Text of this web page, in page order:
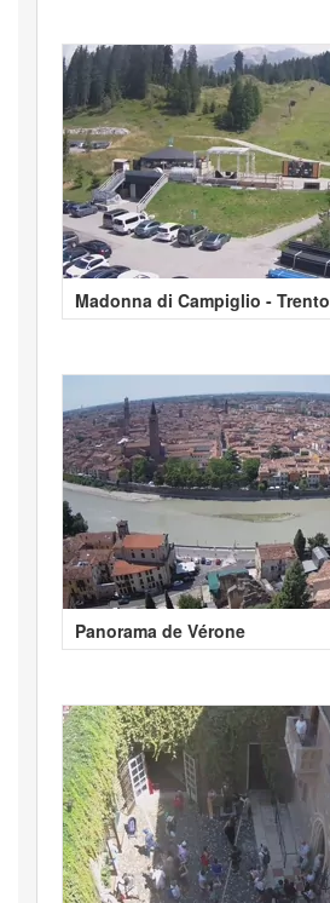
Madonna di Campiglio - Trento
Panorama de Vérone